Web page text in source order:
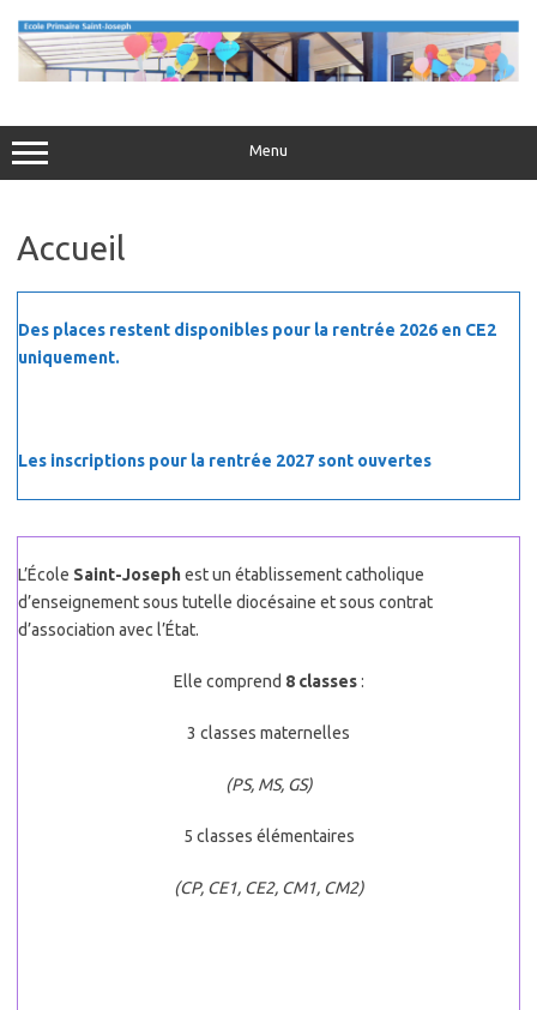
contenu
Menu
Accueil
Des places restent disponibles pour la rentrée 2026 en CE2
uniquement.
Les inscriptions pour la rentrée 2027 sont ouvertes
L’École Saint-Josephest un établissement catholique
d’enseignement sous tutelle diocésaine et sous contrat
d’association avec l’État.
Elle comprend 8 classes:
3 classes maternelles
(PS, MS, GS)
5 classes élémentaires
(CP, CE1, CE2, CM1, CM2)